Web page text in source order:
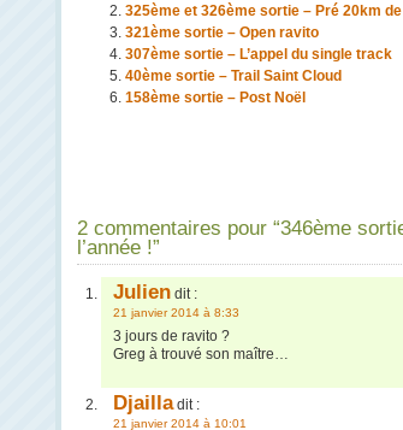
325ème et 326ème sortie – Pré 20km
321ème sortie – Open ravito
307ème sortie – L’appel du single track
40ème sortie – Trail Saint Cloud
158ème sortie – Post Noël
2 commentaires pour “346ème
l’année !”
Julien dit :
21 janvier 2014 à 8:33
3 jours de ravito ?
Greg à trouvé son maître…
Djailladit :
21 janvier 2014 à 10:01